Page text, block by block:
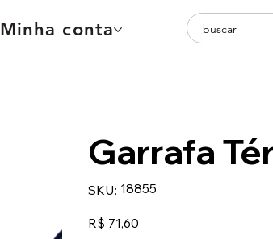
Minha conta
Garrafa
SKU: SKU
18855
18855
Preço
R$ 71,60